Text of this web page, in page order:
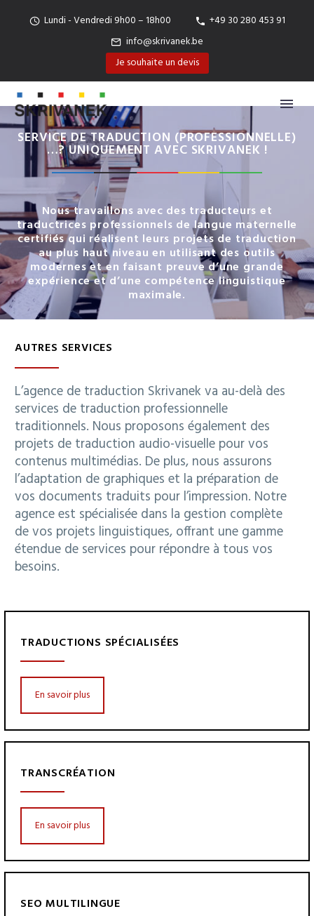
Lundi - Vendredi 9h00 – 18h00
+49 30 280 453 91
info@skrivanek.be
Je souhaite un devis
SERVICE DE TRADUCTION (PROFESSIONNELLE)
…? UNIQUEMENT AVEC SKRIVANEK !
Nous travaillons avec des traducteurs et
traductrices professionnels de langue maternelle
certifiés qui réalisent leurs projets de traduction
au plus haut niveau en utilisant des outils
modernes et en faisant preuve d’une grande
expérience et d’une compétence linguistique
maximale.
AUTRES SERVICES
L’agence de traduction Skrivanek va au-delà des
services de traduction professionnelle
traditionnels. Nous proposons également des
projets de traduction audio-visuelle pour vos
contenus multimédias. De plus, nous assurons
l’adaptation de graphiques et la préparation de
vos documents traduits pour l’impression. Notre
agence est spécialisée dans la gestion complète
de vos projets linguistiques, offrant une gamme
étendue de services pour répondre à tous vos
besoins.
TRADUCTIONS SPÉCIALISÉES
En savoir plus
TRANSCRÉATION
En savoir plus
SEO MULTILINGUE